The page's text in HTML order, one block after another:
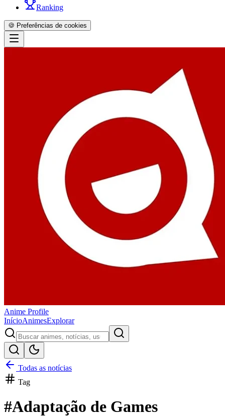
Ranking
🍪 Preferências de cookies
Anime Profile
InícioAnimesExplorar
Todas as notícias
Tag
#Adaptação de Games